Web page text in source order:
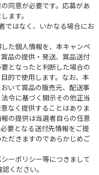
同意が必要です。応募があ
ます。
ではなく、いかなる場合にお
た個人情報を、本キャンペ
品の提供・発送、賞品送付
となったと判断した場合の
的で使用します。なお、本
いて賞品の販売元、配送事
令に基づく開示その他正当
なく提供することはありま
の提供は当選者自らの任意
要となる送付先情報をご提
だきますのであらかじめご
ーポリシー等につきまして
ください。